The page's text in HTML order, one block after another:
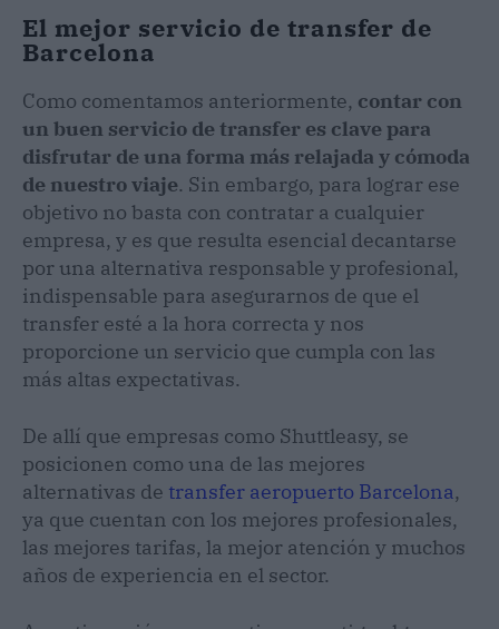
El mejor servicio de transfer de
Barcelona
Como comentamos anteriormente, contar con
un buen servicio de transfer es clave para
disfrutar de una forma más relajada y cómoda
de nuestro viaje. Sin embargo, para lograr ese
objetivo no basta con contratar a cualquier
empresa, y es que resulta esencial decantarse
por una alternativa responsable y profesional,
indispensable para asegurarnos de que el
transfer esté a la hora correcta y nos
proporcione un servicio que cumpla con las
más altas expectativas.
De allí que empresas como Shuttleasy, se
posicionen como una de las mejores
alternativas de transfer aeropuerto Barcelona,
ya que cuentan con los mejores profesionales,
las mejores tarifas, la mejor atención y muchos
años de experiencia en el sector.